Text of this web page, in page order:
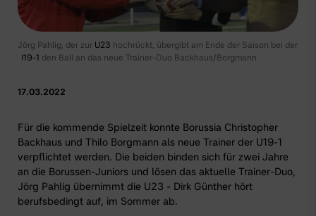
Jörg Pahlig, der zur U23 hochrückt, übergibt am Ende der Saison bei der
U19-1 den Ball an das neue Trainer-Duo Backhaus/Borgmann
17.03.2022
Für die kommende Spielzeit konnte Borussia Christopher
Backhaus und Thilo Borgmann als neue Trainer der U19-1
verpflichtet werden. Die beiden binden sich für zwei Jahre
an die Borussen-Juniors und lösen das aktuelle Trainer-Duo,
Jörg Pahlig übernimmt die U23 - Dirk Günther hört
berufsbedingt auf, im Sommer ab.